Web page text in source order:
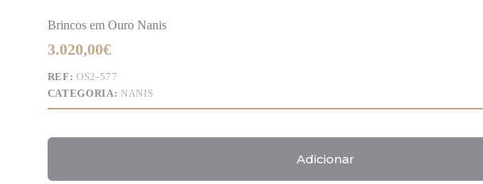
Brincos em Ouro Nanis
3.020,00€
REF:OS2-577
CATEGORIA: NANIS
Adicionar